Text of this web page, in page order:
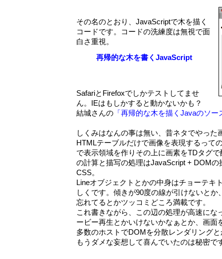
その名のとおり、JavaScriptで木を描く
コードです。コードの洗練度は無視で面
白さ重視。
再帰的な木を書くJavaScript
SafariとFirefoxでしかテストしてませ
ん。IEはもしかすると動かないかも？
結城さんの 「再帰的な木を描くJavaのソ
しくみはなんの事は無い、昔ネタでやった
HTMLテーブルだけで画像を表現するって
で表示領域を作りその上に画素をTDタグ
の計算と描写の処理はJavaScript + DOM
CSS。
Lineオブジェクトとかの中身はチョーテキ
しくです。傾きが90度の線が引けないと
忘れてるとかツッコミどころ満載です。
これ書きながら、この辺の処理が高速にな
ービー再生とかいけないかなぁとか、画面
多数のホストでDOMを分散レンダリング
もうダメな妄想して喜んでいたのは秘密で